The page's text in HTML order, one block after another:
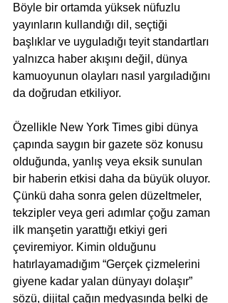
Böyle bir ortamda yüksek nüfuzlu
yayınların kullandığı dil, seçtiği
başlıklar ve uyguladığı teyit standartları
yalnızca haber akışını değil, dünya
kamuoyunun olayları nasıl yargıladığını
da doğrudan etkiliyor.
Özellikle New York Times gibi dünya
çapında saygın bir gazete söz konusu
olduğunda, yanlış veya eksik sunulan
bir haberin etkisi daha da büyük oluyor.
Çünkü daha sonra gelen düzeltmeler,
tekzipler veya geri adımlar çoğu zaman
ilk manşetin yarattığı etkiyi geri
çeviremiyor. Kimin olduğunu
hatırlayamadığım “Gerçek çizmelerini
giyene kadar yalan dünyayı dolaşır”
sözü, dijital çağın medyasında belki de